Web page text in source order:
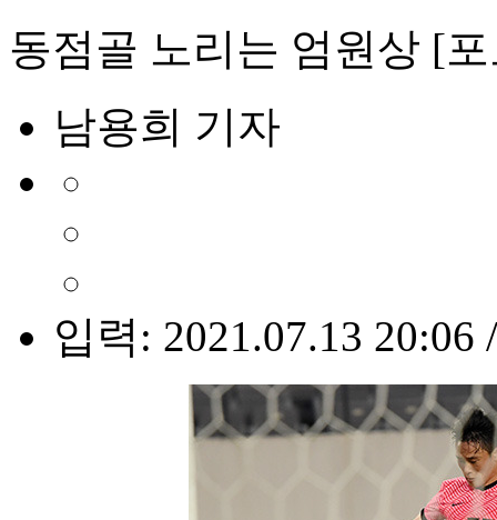
동점골 노리는 엄원상 [
남용희 기자
입력: 2021.07.13 20:06